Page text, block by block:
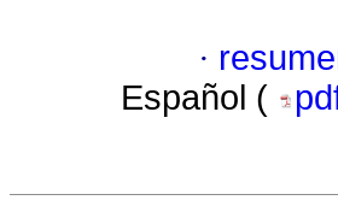
·
Español (